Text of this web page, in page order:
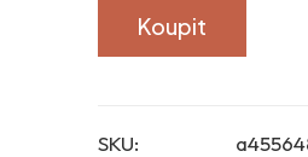
Koupit
SKU: